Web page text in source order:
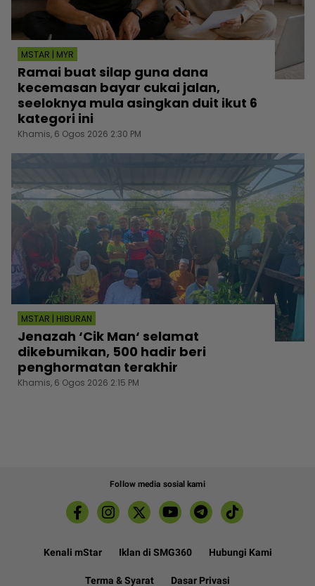
MSTAR | MYR
Ramai buat silap guna dana
kecemasan bayar cukai jalan,
seeloknya mula asingkan duit ikut 6
kategori ini
Khamis, 6 Ogos 2026 2:30 PM
MSTAR | HIBURAN
Jenazah ‘Cik Man‘ selamat
dikebumikan, 500 hadir beri
penghormatan terakhir
Khamis, 6 Ogos 2026 2:15 PM
Follow media sosial kami
Kenali mStar Iklan di SMG360 Hubungi Kami
Terma & Syarat Dasar Privasi